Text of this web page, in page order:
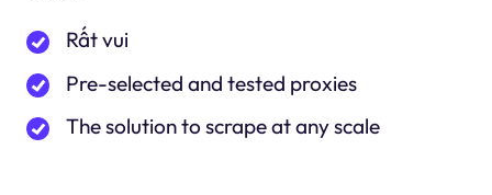
Rất vui
Pre-selected and tested proxies
The solution to scrape at any scale